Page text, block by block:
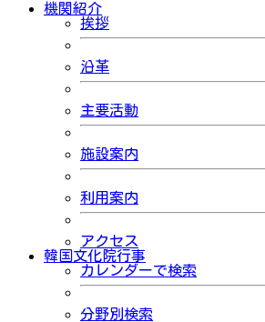
機関紹介
挨拶
沿革
主要活動
施設案内
利用案内
アクセス
韓国文化院行事
カレンダーで検索
分野別検索